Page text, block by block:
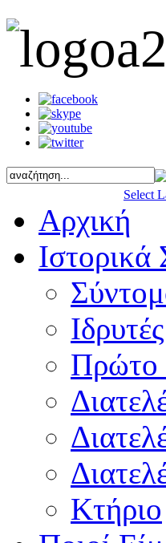
Select
Αρχική
Ιστορικά
Ιδρυτές
Πρώτο
Κτήριο